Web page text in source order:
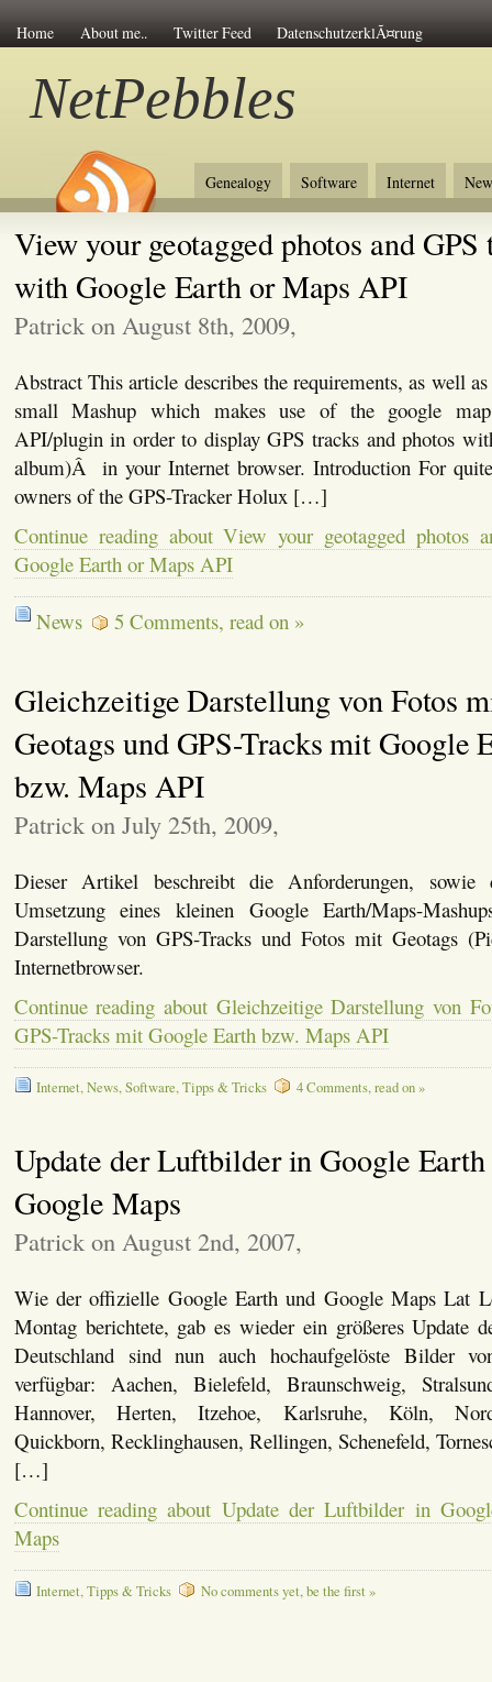
Home About me.. Twitter Feed DatenschutzerklÃ¤rung
NetPebbles
Genealogy Software Internet
View your geotagged photos and GPS
with Google Earth or Maps API
Patrick on August 8th, 2009,
Abstract This article describes the requirements, as well
small Mashup which makes use of the google
API/plugin in order to display GPS tracks and photos
album)Â in your Internet browser. Introduction For
owners of the GPS-Tracker Holux […]
Continue reading about View your geotagged photos
Google Earth or Maps API
News 5 Comments, read on »
Gleichzeitige Darstellung von Fotos
Geotags und GPS-Tracks mit Google
bzw. Maps API
Patrick on July 25th, 2009,
Dieser Artikel beschreibt die Anforderungen, sowie
Umsetzung eines kleinen Google Earth/Maps-
Darstellung von GPS-Tracks und Fotos mit Geotags
Internetbrowser.
Continue reading about Gleichzeitige Darstellung von
GPS-Tracks mit Google Earth bzw. Maps API
Internet,News,Software,Tipps & Tricks 4 Comments, read on »
Update der Luftbilder in Google
Google Maps
Patrick on August 2nd, 2007,
Wie der offizielle Google Earth und Google Maps Lat
Montag berichtete, gab es wieder ein größeres Update
Deutschland sind nun auch hochaufgelöste Bilder
verfügbar: Aachen, Bielefeld, Braunschweig,
Hannover, Herten, Itzehoe, Karlsruhe, Köln,
Quickborn, Recklinghausen, Rellingen, Schenefeld,
[…]
Continue reading about Update der Luftbilder in
Maps
Internet,Tipps & Tricks No comments yet, be the first »